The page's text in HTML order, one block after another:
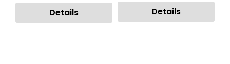
Details Details